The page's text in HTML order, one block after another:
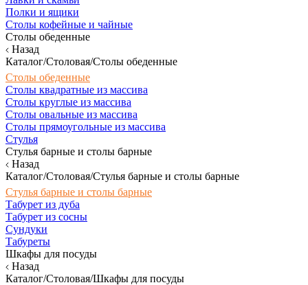
Полки и ящики
Столы кофейные и чайные
Столы обеденные
Назад
Каталог/Столовая/Столы обеденные
Столы обеденные
Столы квадратные из массива
Столы круглые из массива
Столы овальные из массива
Столы прямоугольные из массива
Стулья
Стулья барные и столы барные
Назад
Каталог/Столовая/Стулья барные и столы барные
Стулья барные и столы барные
Табурет из дуба
Табурет из сосны
Сундуки
Табуреты
Шкафы для посуды
Назад
Каталог/Столовая/Шкафы для посуды